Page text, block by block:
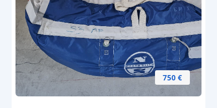
750 €